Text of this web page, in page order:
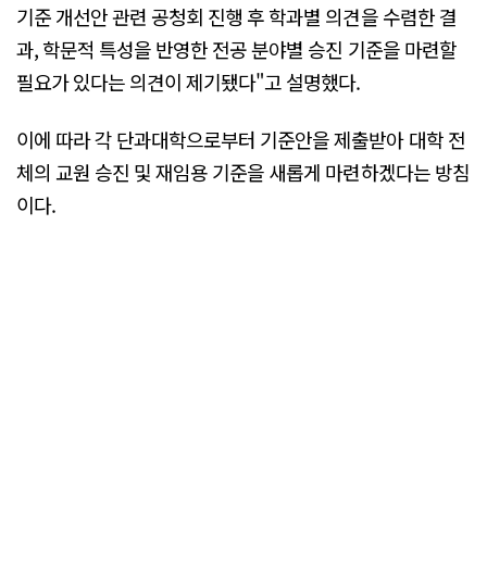
기준 개선안 관련 공청회 진행 후 학과별 의견을 수렴한 결
과, 학문적 특성을 반영한 전공 분야별 승진 기준을 마련할
필요가 있다는 의견이 제기됐다"고 설명했다.
이에 따라 각 단과대학으로부터 기준안을 제출받아 대학 전
체의 교원 승진 및 재임용 기준을 새롭게 마련하겠다는 방침
이다.